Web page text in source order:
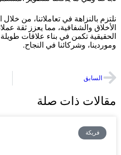
نلتزم بالنزاهة في تعاملاتنا، من
الأخلاق والشفافية، مما يعزز ثقة
الحقيقية تكمن في بناء علاقات طويلة
وموردينا، وشركائنا في النجاح.
السابق
مقالات ذات صلة
فريكة